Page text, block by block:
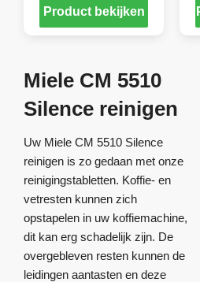
Product bekijken
Miele CM 5510
Silence reinigen
Uw Miele CM 5510 Silence
reinigen is zo gedaan met onze
reinigingstabletten. Koffie- en
vetresten kunnen zich
opstapelen in uw koffiemachine,
dit kan erg schadelijk zijn. De
overgebleven resten kunnen de
leidingen aantasten en deze